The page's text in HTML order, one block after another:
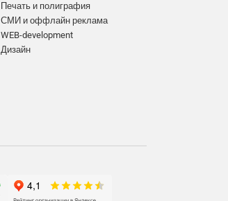
Печать и полиграфия
СМИ и оффлайн реклама
WEB-development
Дизайн